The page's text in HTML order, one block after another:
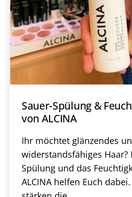
Sauer-Spülung &
von ALCINA
Ihr möchtet glänzendes
widerstandsfähiges Haar?
Spülung und das
ALCINA helfen Euch